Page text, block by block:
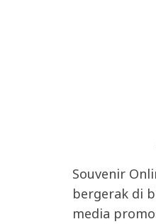
Souvenir
bergerak di
media